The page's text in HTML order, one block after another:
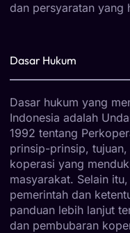
dan persyaratan yang
Dasar Hukum
Dasar hukum yang
Indonesia adalah
1992 tentang
prinsip-prinsip,
koperasi yang
masyarakat. Selain
pemerintah dan
panduan lebih lanjut
dan pembubaran